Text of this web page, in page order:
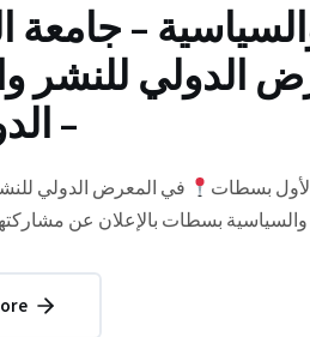
والسياسية –
الدولي للنشر
–
الأول بسطات
في المعرض الدولي